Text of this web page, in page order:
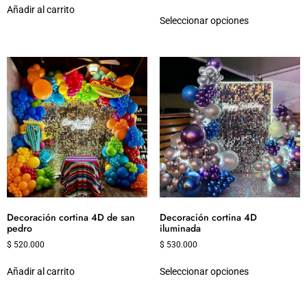
Añadir al carrito
Seleccionar opciones
Decoración cortina 4D de san
pedro
$ 520.000
Añadir al carrito
Decoración cortina 4D
iluminada
$ 530.000
Seleccionar opciones